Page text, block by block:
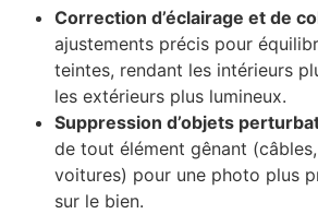
Correction d’éclairage et de
ajustements précis pour
teintes, rendant les intérieurs
les extérieurs plus lumineux.
Suppression d’objets
de tout élément gênant
voitures) pour une photo plus
sur le bien.